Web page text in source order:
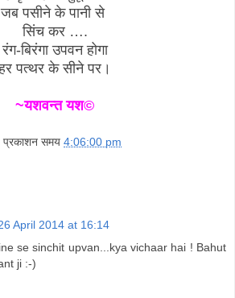
जब पसीने के पानी से
सिंच कर ….
रंग-बिरंगा उपवन होगा
पत्थर के सीने पर।
~यशवन्त यश©
प्रकाशन समय 4:06:00 pm
April 2014 at 16:14
se sinchit upvan...kya vichaar hai ! Bahut
ji :-)